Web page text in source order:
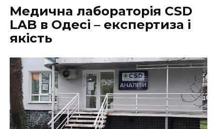
Медична лабораторія CSD
LAB в Одесі – експертиза і
якість